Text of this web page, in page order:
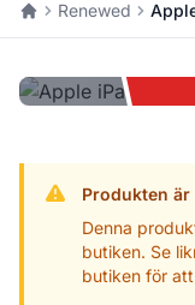
Renewed
Produkten
Denna
butiken. Se
butiken för